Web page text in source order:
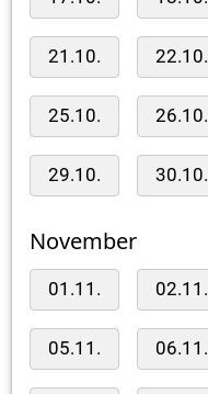
21.10. 22.10.
25.10. 26.10.
29.10. 30.10.
November
01.11. 02.11.
05.11. 06.11.